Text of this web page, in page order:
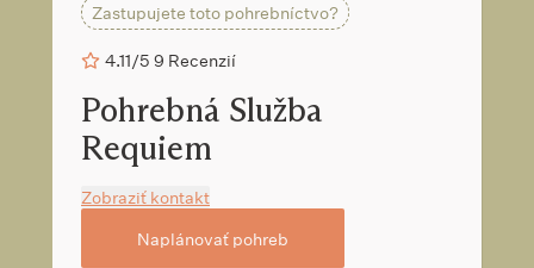
Zastupujete toto pohrebníctvo?
4.11/5 9 Recenzií
Pohrebná Služba
Requiem
Zobraziť kontakt
Naplánovať pohreb